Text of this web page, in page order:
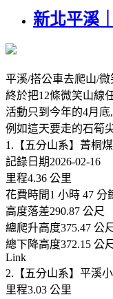
新北平溪
平溪/搭公車去爬山/
終於把12條微笑山線
活動只到今年的4月
例如這天要走的石筍
1.【五分山系】菁桐
記錄日期2026-02-16
里程4.36 公里
花費時間1 小時 47 分
高度落差290.87 公尺
總爬升高度375.47 公
總下降高度372.15 公
Link
2.【五分山系】平溪
里程3.03 公里